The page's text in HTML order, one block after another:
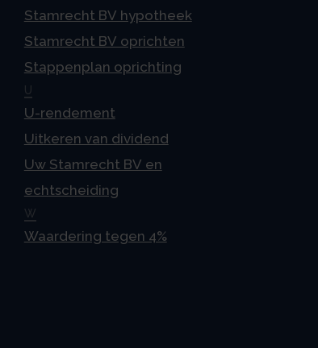
Stamrecht BV hypotheek
Stamrecht BV oprichten
Stappenplan oprichting
U
U-rendement
Uitkeren van dividend
Uw Stamrecht BV en
echtscheiding
W
Waardering tegen 4%